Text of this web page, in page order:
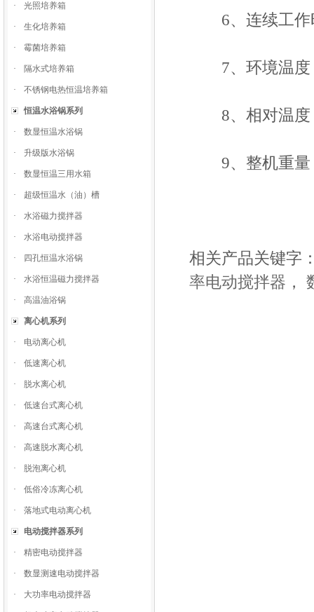
· 光照培养箱
· 生化培养箱
· 霉菌培养箱
· 隔水式培养箱
· 不锈钢电热恒温培养箱
恒温水浴锅系列
· 数显恒温水浴锅
· 升级版水浴锅
· 数显恒温三用水箱
· 超级恒温水（油）槽
· 水浴磁力搅拌器
· 水浴电动搅拌器
· 四孔恒温水浴锅
· 水浴恒温磁力搅拌器
· 高温油浴锅
离心机系列
· 电动离心机
· 低速离心机
· 脱水离心机
· 低速台式离心机
· 高速台式离心机
· 高速脱水离心机
· 脱泡离心机
· 低俗冷冻离心机
· 落地式电动离心机
电动搅拌器系列
· 精密电动搅拌器
· 数显测速电动搅拌器
· 大功率电动搅拌器
6、连续工作
7、环境温度
8、相对温度
9、整机重量
相关产品关键字
率电动搅拌器 ，